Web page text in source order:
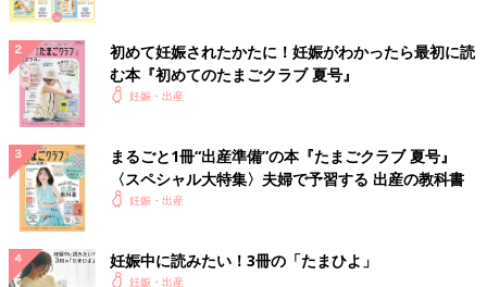
初めて妊娠されたかたに！妊娠がわかったら最初に読
む本『初めてのたまごクラブ 夏号』
妊娠・出産
まるごと1冊“出産準備”の本『たまごクラブ 夏号』
〈スペシャル大特集〉夫婦で予習する 出産の教科書
妊娠・出産
妊娠中に読みたい！3冊の「たまひよ」
妊娠・出産